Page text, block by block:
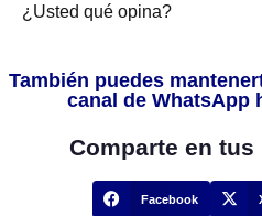
¿Usted qué opina?
También puedes
canal de WhatsApp
Comparte en
Facebook